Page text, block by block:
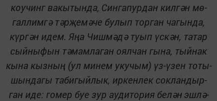
коу­чинг ва­кы­тын­да, Син­га­пур­дан кил­гән мө­
гал­лим­гә тәр­җе­мә­че бу­лып тор­ган ча­гын­да,
күр­гән идем. Яңа Чиш­мә­дә ту­ып үс­кән, та­тар
сый­ны­фын тә­мам­ла­ган оял­чан гы­на, тый­нак
кы­на кыз­ның (ул ми­нем уку­чым) үз-үзен то­ты­
шын­да­гы та­би­гый­лык, ир­кен­лек сок­лан­дыр­
ган иде: го­мер буе зур ау­ди­то­рия бе­лән эш­лә­